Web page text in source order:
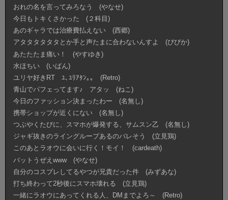
おれの名を言ってみろなう (やなせ)
今日もトキくさかった (２科目)
あのギャラでは治療費払えない (西郷)
アタタタタタタとか手と声たまに合わないんすよ (ぴぴか)
あたたたま痛い！ (やすゆき)
水ほちい (いばん)
ユリヤ好きRT ﾕ､ﾕﾘｱﾀﾝ｡｡ (Retro)
青山でパフェってます♪ アタッ (ねこ)
今日のファッション決まったわー (名無し)
携帯ショップが近くにない (名無し)
つぶやくたびに、スマホが爆発する、サムスン乙 (名無し)
ジャギ抜きのライングループあるのバレそう (立見鶏)
このあとラオウに会いに行く！モイ！ (cardeath)
バットうぜえwww (やなせ)
自分のコスプレしてるやつが兄貴だった件 (みずあな)
打ち終わって2秒後にスマホ壊れる (立見鶏)
一緒にラオウにあってくれる人、DMまでよろ～ (Retro)